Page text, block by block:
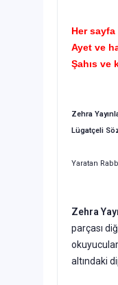
Her
Ayet ve
Şahıs ve
Zehra
Lügatçeli
Yaratan
Zehra
parçası
altındaki